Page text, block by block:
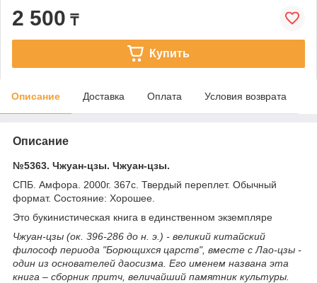
2 500 ₸
Купить
Описание Доставка Оплата Условия возврата
Описание
№5363. Чжуан-цзы. Чжуан-цзы.
СПБ. Амфора. 2000г. 367с. Твердый переплет. Обычный
формат. Состояние: Хорошее.
Это букинистическая книга в единственном экземпляре
Чжуан-цзы (ок. 396-286 до н. э.) - великий китайский
философ периода "Борющихся царств", вместе с Лао-цзы -
один из основателей даосизма. Его именем названа эта
книга – сборник притч, величайший памятник культуры.